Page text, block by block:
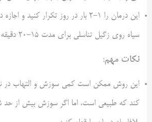
این درمان را 1-2 بار در روز تکرار کنید و
سیاه روی زگیل تناسلی برای مدت 15-20 دقیقه باقی بماند.
نکات مهم:
این روش ممکن است کمی سوزش و التهاب در
کند که طبیعی است، اما اگر سوزش بیش از حد